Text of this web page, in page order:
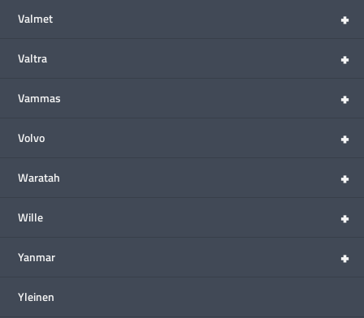
+
Valmet
+
Valtra
+
Vammas
+
Volvo
+
Waratah
+
Wille
+
Yanmar
Yleinen